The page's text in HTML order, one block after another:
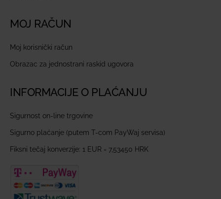
MOJ RAČUN
Moj korisnički račun
Obrazac za jednostrani raskid ugovora
INFORMACIJE O PLAĆANJU
Sigurnost on-line trgovine
Sigurno plaćanje (putem T-com PayWaj servisa)
Fiksni tečaj konverzije: 1 EUR = 7,53450 HRK